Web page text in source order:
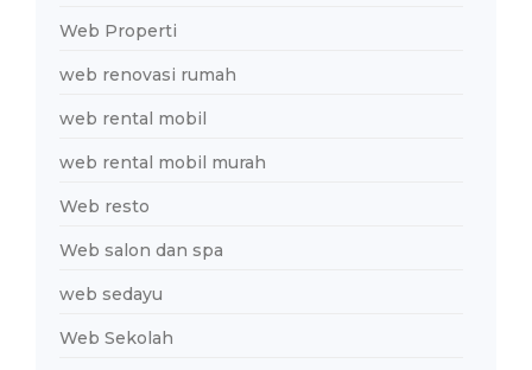
Web Properti
web renovasi rumah
web rental mobil
web rental mobil murah
Web resto
Web salon dan spa
web sedayu
Web Sekolah